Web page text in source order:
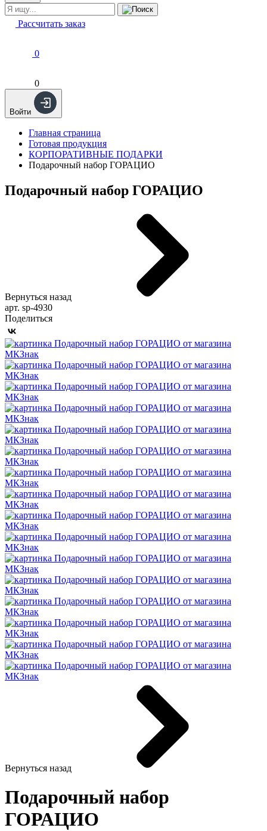
Рассчитать заказ
0
0
Войти
Главная страница
Готовая продукция
КОРПОРАТИВНЫЕ ПОДАРКИ
Подарочный набор ГОРАЦИО
Подарочный набор ГОРАЦИО
Вернуться назад
арт. sp-4930
Поделиться
Вернуться назад
Подарочный набор
ГОРАЦИО